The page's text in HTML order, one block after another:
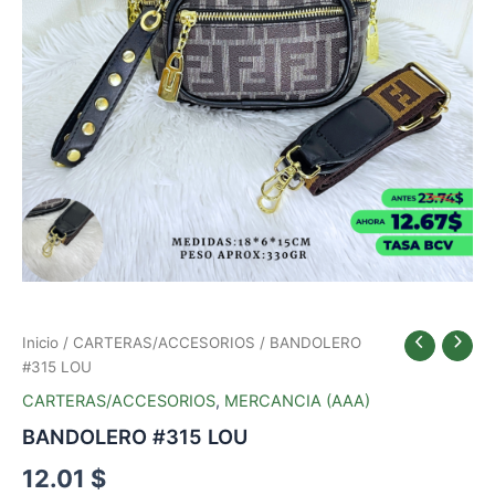
Inicio / CARTERAS/ACCESORIOS / BANDOLERO
#315 LOU
CARTERAS/ACCESORIOS, MERCANCIA (AAA)
BANDOLERO #315 LOU
12.01 $